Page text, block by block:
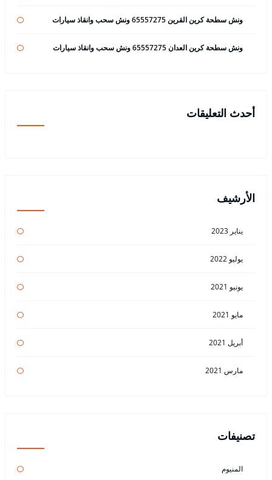
ونش سطحة كرين القرين 65557275 ونش سحب وانقاذ سيارات
ونش سطحة كرين العدان 65557275 ونش سحب وانقاذ سيارات
أحدث التعليقات
الأرشيف
يناير 2023
يوليو 2022
يونيو 2021
مايو 2021
أبريل 2021
مارس 2021
تصنيفات
المنيوم